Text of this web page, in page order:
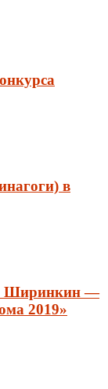
в
Ширинкин —
2019»